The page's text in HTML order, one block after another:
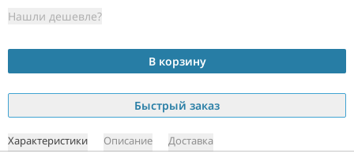
Нашли дешевле?
В корзину
Быстрый заказ
Характеристики Описание Доставка